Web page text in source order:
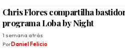
Chris Flores compartilha
programa Loba by Night
1 semana atrás
PorDaniel Felicio